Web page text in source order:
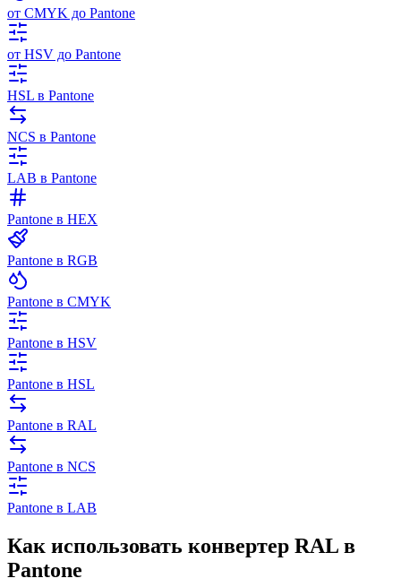
от CMYK до Pantone
от HSV до Pantone
HSL в Pantone
NCS в Pantone
LAB в Pantone
Pantone в HEX
Pantone в RGB
Pantone в CMYK
Pantone в HSV
Pantone в HSL
Pantone в RAL
Pantone в NCS
Pantone в LAB
Как использовать конвертер RAL в
Pantone